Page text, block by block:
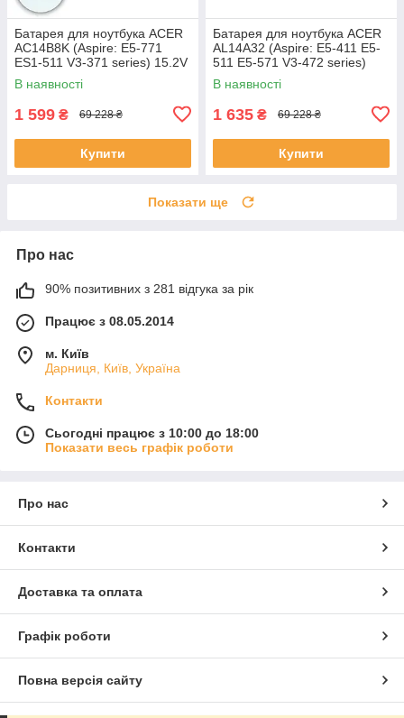
Батарея для ноутбука ACER
AC14B8K (Aspire: E5-771
ES1-511 V3-371 series) 15.2V
2200mAh Чорний
В наявності
1 599 ₴ 69 228 ₴
Купити
Батарея для ноутбука ACER
AL14A32 (Aspire: E5-411 E5-
511 E5-571 V3-472 series)
11.1V 5200mAh Чорний
В наявності
1 635 ₴ 69 228 ₴
Купити
Показати ще
Про нас
90% позитивних з 281 відгука за рік
Працює з 08.05.2014
м. Київ
Дарниця, Київ, Україна
Контакти
Сьогодні працює з 10:00 до 18:00
Показати весь графік роботи
Про нас
Контакти
Доставка та оплата
Графік роботи
Повна версія сайту